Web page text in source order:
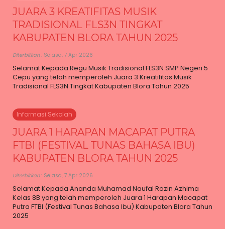
JUARA 3 KREATIFITAS MUSIK
TRADISIONAL FLS3N TINGKAT
KABUPATEN BLORA TAHUN 2025
Diterbitkan: Selasa, 7 Apr 2026
Selamat Kepada Regu Musik Tradisional FLS3N SMP Negeri 5
Cepu yang telah memperoleh Juara 3 Kreatifitas Musik
Tradisional FLS3N Tingkat Kabupaten Blora Tahun 2025
Informasi Sekolah
JUARA 1 HARAPAN MACAPAT PUTRA
FTBI (FESTIVAL TUNAS BAHASA IBU)
KABUPATEN BLORA TAHUN 2025
Diterbitkan: Selasa, 7 Apr 2026
Selamat Kepada Ananda Muhamad Naufal Rozin Azhima
Kelas 8B yang telah memperoleh Juara 1 Harapan Macapat
Putra FTBI (Festival Tunas Bahasa Ibu) Kabupaten Blora Tahun
2025